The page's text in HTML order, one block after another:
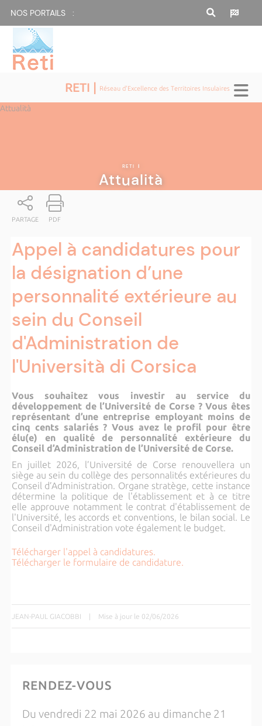
NOS PORTAILS :
RETI | Réseau d'Excellence des Territoires Insulaires
Attualità
RETI |
Attualità
PARTAGE PDF
Appel à candidatures pour
la désignation d’une
personnalité extérieure au
sein du Conseil
d'Administration de
l'Università di Corsica
Vous souhaitez vous investir au service du
développement de l’Université de Corse ? Vous êtes
représentant d’une entreprise employant moins de
cinq cents salariés ? Vous avez le profil pour être
élu(e) en qualité de personnalité extérieure du
Conseil d’Administration de l’Université de Corse.
En juillet 2026, l’Université de Corse renouvellera un
siège au sein du collège des personnalités extérieures du
Conseil d’Administration. Organe stratège, cette instance
détermine la politique de l'établissement et à ce titre
elle approuve notamment le contrat d'établissement de
l'Université, les accords et conventions, le bilan social. Le
Conseil d'Administration vote également le budget.
Télécharger l'appel à candidatures.
Télécharger le formulaire de candidature.
JEAN-PAUL GIACOBBI | Mise à jour le 02/06/2026
RENDEZ-VOUS
Du vendredi 22 mai 2026 au dimanche 21